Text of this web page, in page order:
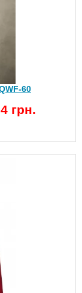
60
грн.